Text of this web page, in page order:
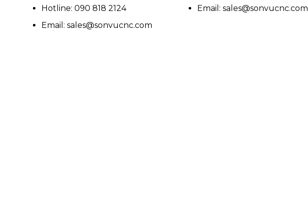
Hotline: 090 818 2124
Email: sales@sonvucnc.com
Email: sales@sonvucnc.com